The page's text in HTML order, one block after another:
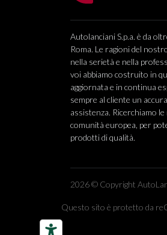
Autolanciani S.p.a. è da
Roma. Le ragioni del
nella serietà e nella
voi abbiamo costruito in
aggiornata e in continua
sempre al cliente un
assistenza. Ricerchiamo
comunità europea, per
prodotti di qualità.
2026 © Copyright
Questo sito è protetto da